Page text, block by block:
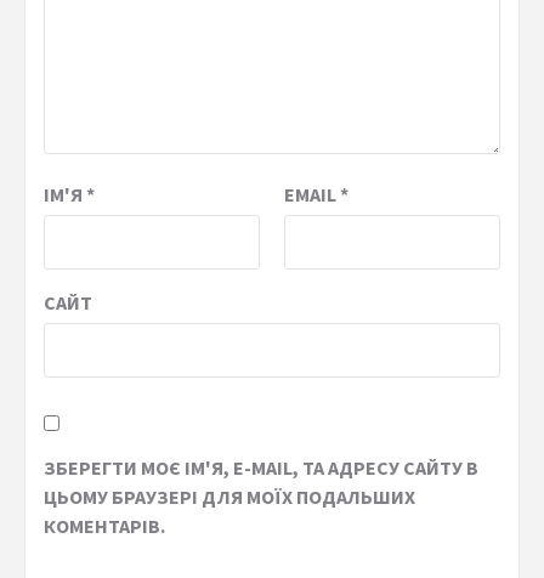
ІМ'Я * EMAIL*
САЙТ
ЗБЕРЕГТИ МОЄ ІМ'Я, E-MAIL, ТА АДРЕСУ САЙТУ В
ЦЬОМУ БРАУЗЕРІ ДЛЯ МОЇХ ПОДАЛЬШИХ
КОМЕНТАРІВ.